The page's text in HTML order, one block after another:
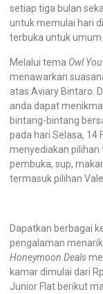
setiap tiga bulan
untuk memulai hari
terbuka untuk umum
Melalui tema Owl
menawarkan
atas Aviary Bintaro.
anda dapat
bintang-bintang
pada hari Selasa, 14
menyediakan
pembuka, sup,
termasuk pilihan
Dapatkan berbagai
pengalaman
Honeymoon Deals
kamar dimulai dari
Junior Flat berikut